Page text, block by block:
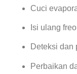
Cuci
Isi ulang
Deteksi dan
Perbaikan